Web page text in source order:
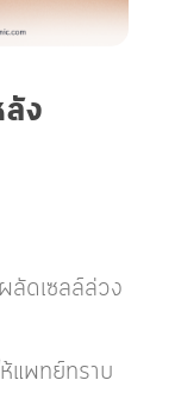
ง
ลัดเซลล์ล่วง
แพทย์ทราบ